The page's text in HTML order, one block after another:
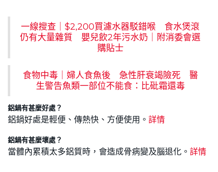
一線搜查｜$2,200買濾水器駁錯喉 食水煲滾
仍有大量雜質 嬰兒飲2年污水奶｜附消委會選
購貼士
食物中毒｜婦人食魚後 急性肝衰竭險死 醫
生警告魚類一部位不能食：比砒霜還毒
鋁鍋有甚麼好處？
鋁鍋好處是輕便、傳熱快、方便使用。 詳情
鋁鍋有甚麼壞處？
當體內累積太多鋁質時，會造成骨病變及腦退化。 詳情